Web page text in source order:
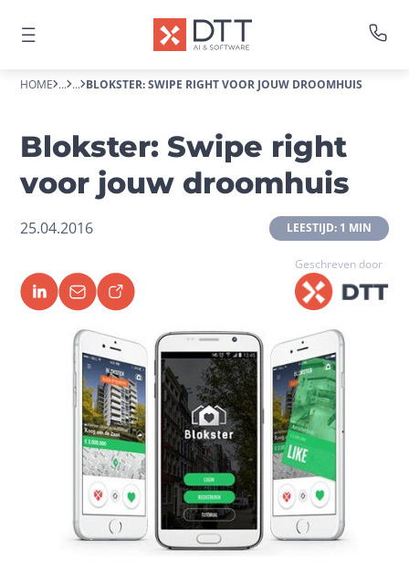
HOME ... ... BLOKSTER: SWIPE RIGHT VOOR JOUW DROOMHUIS
Blokster: Swipe right
voor jouw droomhuis
25.04.2016 LEESTIJD: 1 MIN
Geschreven door